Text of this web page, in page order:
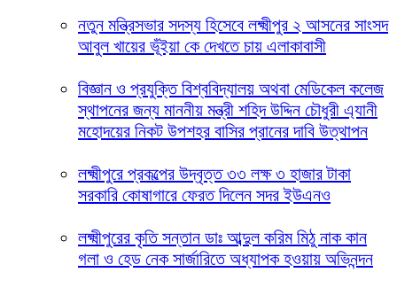
নতুন মন্ত্রিসভার সদস্য হিসেবে লক্ষ্মীপুর ২ আসনের সাংসদ
আবুল খায়ের ভূঁইয়া কে দেখতে চায় এলাকাবাসী
বিজ্ঞান ও প্রযুক্তি বিশ্ববিদ্যালয় অথবা মেডিকেল কলেজ
স্থাপনের জন্য মাননীয় মন্ত্রী শহিদ উদ্দিন চৌধুরী এ্যানী
মহোদয়ের নিকট উপশহর বাসির প্রানের দাবি উত্থাপন
লক্ষ্মীপুরে প্রকল্পের উদ্বৃত্ত ৩৩ লক্ষ ৩ হাজার টাকা
সরকারি কোষাগারে ফেরত দিলেন সদর ইউএনও
লক্ষ্মীপুরের কৃতি সন্তান ডাঃ আব্দুল করিম মিঠু নাক কান
গলা ও হেড নেক সার্জারিতে অধ্যাপক হওয়ায় অভিনন্দন